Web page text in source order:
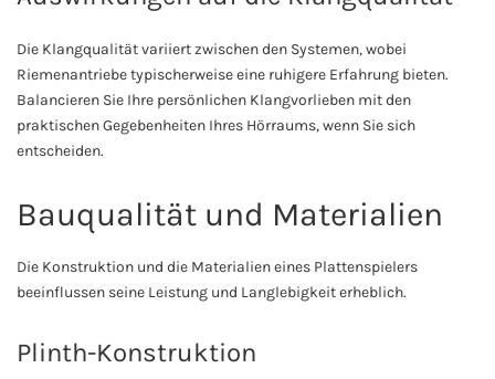
Die Klangqualität variiert zwischen den Systemen, wobei
Riemenantriebe typischerweise eine ruhigere Erfahrung bieten.
Balancieren Sie Ihre persönlichen Klangvorlieben mit den
praktischen Gegebenheiten Ihres Hörraums, wenn Sie sich
entscheiden.
Bauqualität und Materialien
Die Konstruktion und die Materialien eines Plattenspielers
beeinflussen seine Leistung und Langlebigkeit erheblich.
Plinth-Konstruktion